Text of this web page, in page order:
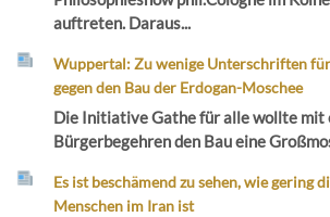
auftreten. Daraus...
Wuppertal: Zu wenige Unterschriften
gegen den Bau der Erdogan-Moschee
Die Initiative Gathe für alle wollte mit
Bürgerbegehren den Bau eine
Es ist beschämend zu sehen, wie gering
Menschen im Iran ist